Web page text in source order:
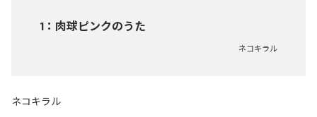
1 ： 肉球ピンクのうた
ネコキラル
ネコキラル